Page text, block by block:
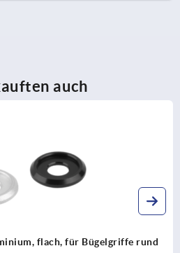
auch
Vollmaterial